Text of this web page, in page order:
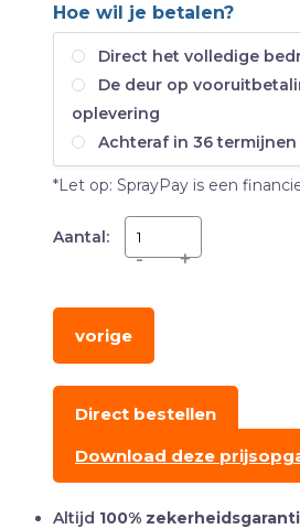
Hoe wil je betalen?
Direct het volledige
De deur op
oplevering
Achteraf in 36 termijnen
*Let op: SprayPay is een
Aantal:
- +
vorige
Direct bestellen
Download deze
Altijd 100%